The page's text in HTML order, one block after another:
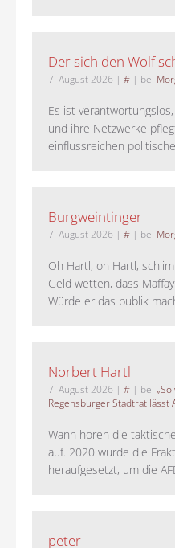
Der sich den Wolf
7. August 2026 | # | bei
Es ist
und ihre Netzwerke
einflussreichen
Burgweintinger
7. August 2026 | # | bei
Oh Hartl, oh Hartl,
Geld wetten, dass
Würde er das publik
Norbert Hartl
7. August 2026 | # | bei
Regensburger Stadtrat
Wann hören die
auf. 2020 wurde die
heraufgesetzt, um die
peter